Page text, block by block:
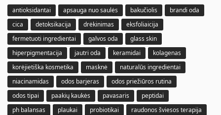
antioksidantai apsauga nuo saulės bakučiolis
brandi oda
cica
detoksikacija drėkinimas
eksfoliaicija
fermetuoti ingredientai
galvos oda
glass skin
hiperpigmentacija
jautri oda keramidai
kolagenas
korėjietiška kosmetika
masknė
naturalūs ingredientai
niacinamidas
odos barjeras
odos priežiūros rutina
odos tipai
paakių kaukės pavasaris
peptidai
ph balansas
plaukai probiotikai
raudonos šviesos terapija